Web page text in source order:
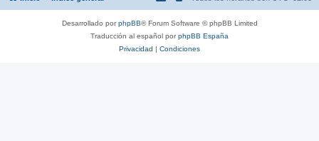
Desarrollado porphpBB® Forum Software © phpBB Limited
Traducción al español porphpBB España
Privacidad | Condiciones